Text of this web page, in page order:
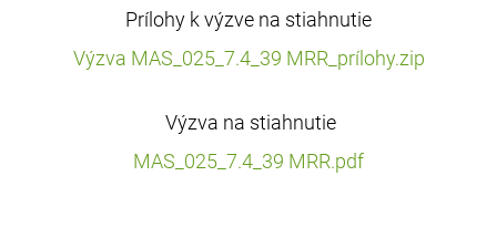
Prílohy k výzve na stiahnutie
Výzva MAS_025_7.4_39 MRR_prílohy.zip
Výzva na stiahnutie
MAS_025_7.4_39 MRR.pdf